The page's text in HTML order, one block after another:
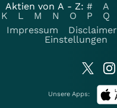
Aktien von A - Z: # A
K
L M N O P Q
Impressum
Disclaimer
Einstellungen
Unsere Apps: